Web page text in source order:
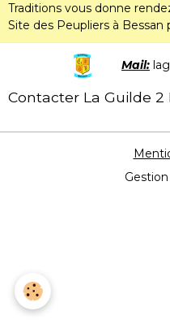
Traditions vous donne
Site des Peupliers à Bessan
Mail:
Contacter La Guilde 2